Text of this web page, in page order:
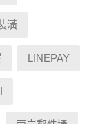
潢
LINEPAY